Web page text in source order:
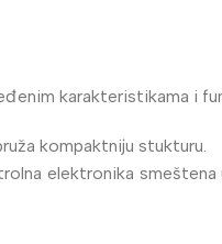
karakteristikama i
kompaktniju stukturu.
elektronika